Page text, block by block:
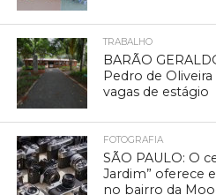
TRABALHO
BARÃO
Pedro de
vagas de estágio
FOTOGRAFIA
SÃO PAULO: O
Jardim” oferece
no bairro da